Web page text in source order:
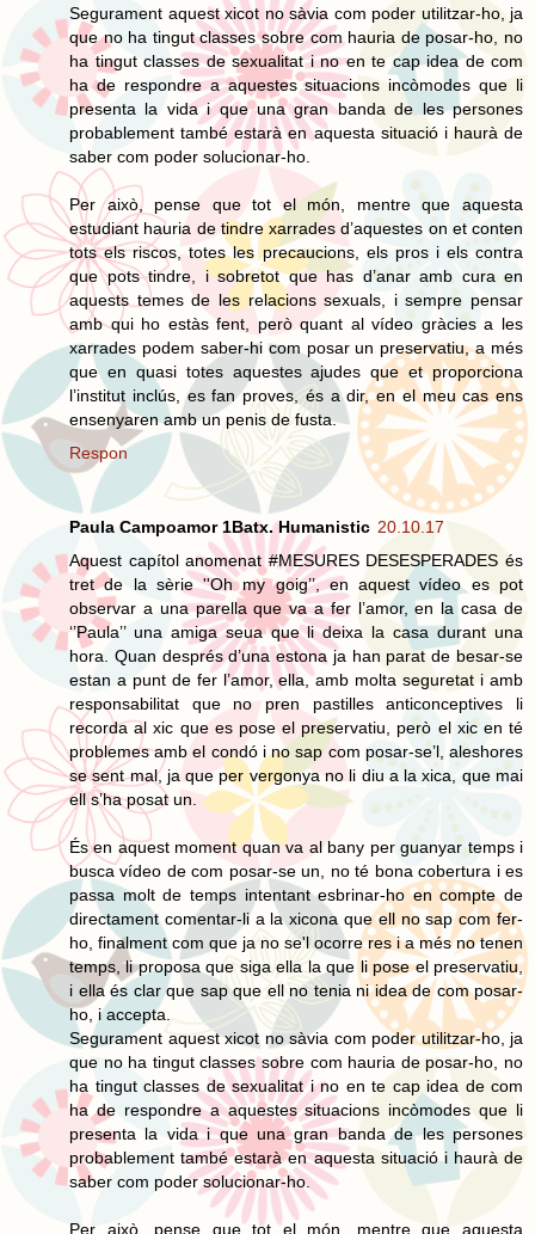
Segurament aquest xicot no sàvia com poder utilitzar-ho, ja
que no ha tingut classes sobre com hauria de posar-ho, no
ha tingut classes de sexualitat i no en te cap idea de com
ha de respondre a aquestes situacions incòmodes que li
presenta la vida i que una gran banda de les persones
probablement també estarà en aquesta situació i haurà de
saber com poder solucionar-ho.
Per això, pense que tot el món, mentre que aquesta
estudiant hauria de tindre xarrades d’aquestes on et conten
tots els riscos, totes les precaucions, els pros i els contra
que pots tindre, i sobretot que has d’anar amb cura en
aquests temes de les relacions sexuals, i sempre pensar
amb qui ho estàs fent, però quant al vídeo gràcies a les
xarrades podem saber-hi com posar un preservatiu, a més
que en quasi totes aquestes ajudes que et proporciona
l’institut inclús, es fan proves, és a dir, en el meu cas ens
ensenyaren amb un penis de fusta.
Respon
Paula Campoamor 1Batx. Humanistic 20.10.17
Aquest capítol anomenat #MESURES DESESPERADES és
tret de la sèrie ''Oh my goig’’, en aquest vídeo es pot
observar a una parella que va a fer l’amor, en la casa de
‘’Paula’’ una amiga seua que li deixa la casa durant una
hora. Quan després d’una estona ja han parat de besar-se
estan a punt de fer l’amor, ella, amb molta seguretat i amb
responsabilitat que no pren pastilles anticonceptives li
recorda al xic que es pose el preservatiu, però el xic en té
problemes amb el condó i no sap com posar-se’l, aleshores
se sent mal, ja que per vergonya no li diu a la xica, que mai
ell s’ha posat un.
És en aquest moment quan va al bany per guanyar temps i
busca vídeo de com posar-se un, no té bona cobertura i es
passa molt de temps intentant esbrinar-ho en compte de
directament comentar-li a la xicona que ell no sap com fer-
ho, finalment com que ja no se'l ocorre res i a més no tenen
temps, li proposa que siga ella la que li pose el preservatiu,
i ella és clar que sap que ell no tenia ni idea de com posar-
ho, i accepta.
Segurament aquest xicot no sàvia com poder utilitzar-ho, ja
que no ha tingut classes sobre com hauria de posar-ho, no
ha tingut classes de sexualitat i no en te cap idea de com
ha de respondre a aquestes situacions incòmodes que li
presenta la vida i que una gran banda de les persones
probablement també estarà en aquesta situació i haurà de
saber com poder solucionar-ho.
Per això, pense que tot el món, mentre que aquesta